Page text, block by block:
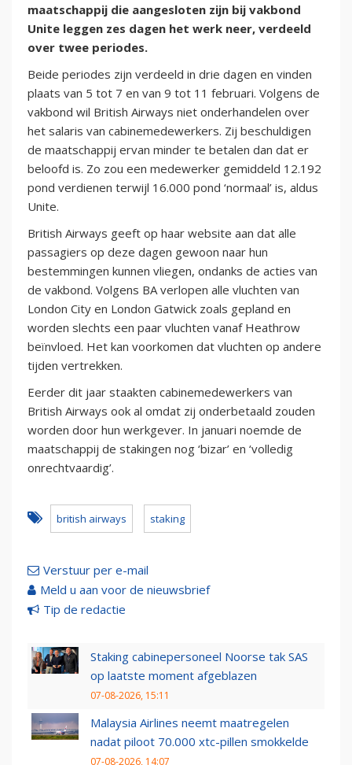
maatschappij die aangesloten zijn bij vakbond
Unite leggen zes dagen het werk neer, verdeeld
over twee periodes.
Beide periodes zijn verdeeld in drie dagen en vinden
plaats van 5 tot 7 en van 9 tot 11 februari. Volgens de
vakbond wil British Airways niet onderhandelen over
het salaris van cabinemedewerkers. Zij beschuldigen
de maatschappij ervan minder te betalen dan dat er
beloofd is. Zo zou een medewerker gemiddeld 12.192
pond verdienen terwijl 16.000 pond ‘normaal’ is, aldus
Unite.
British Airways geeft op haar website aan dat alle
passagiers op deze dagen gewoon naar hun
bestemmingen kunnen vliegen, ondanks de acties van
de vakbond. Volgens BA verlopen alle vluchten van
London City en London Gatwick zoals gepland en
worden slechts een paar vluchten vanaf Heathrow
beïnvloed. Het kan voorkomen dat vluchten op andere
tijden vertrekken.
Eerder dit jaar staakten cabinemedewerkers van
British Airways ook al omdat zij onderbetaald zouden
worden door hun werkgever. In januari noemde de
maatschappij de stakingen nog ‘bizar’ en ‘volledig
onrechtvaardig’.
british airways staking
Verstuur per e-mail
Meld u aan voor de nieuwsbrief
Tip de redactie
Staking cabinepersoneel Noorse tak SAS
op laatste moment afgeblazen
07-08-2026, 15:11
Malaysia Airlines neemt maatregelen
nadat piloot 70.000 xtc-pillen smokkelde
07-08-2026, 14:07